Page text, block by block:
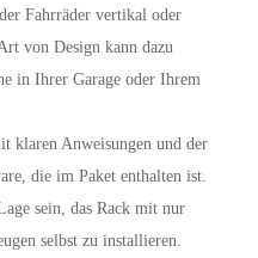
Fahrräder vertikal oder
von Design kann dazu
in Ihrer Garage oder Ihrem
klaren Anweisungen und der
die im Paket enthalten ist.
sein, das Rack mit nur
selbst zu installieren.